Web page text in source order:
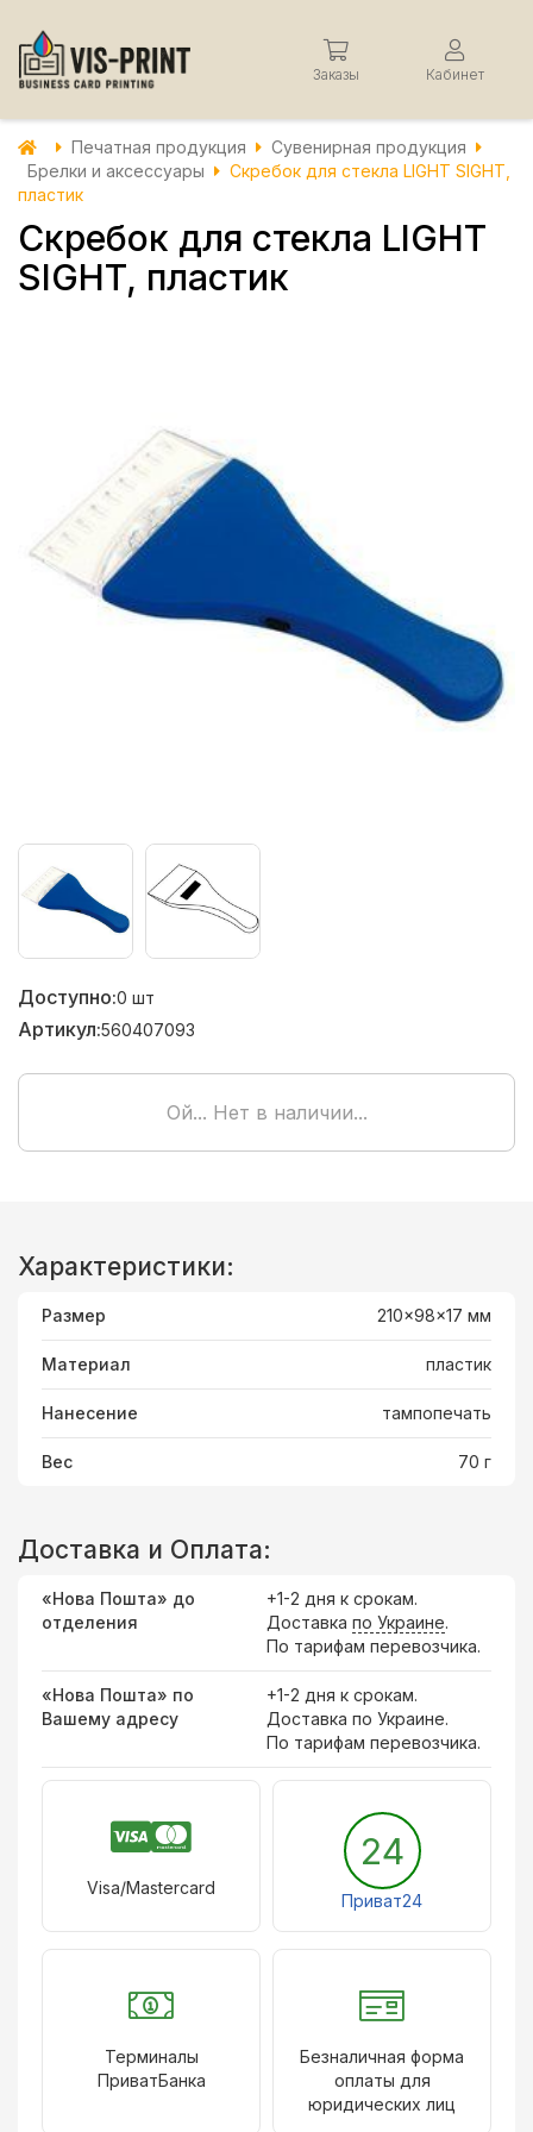
Заказы Кабинет
Печатная продукция
Сувенирная продукция
Брелки и аксессуары
Скребок для стекла LIGHT SIGHT,
пластик
Скребок для стекла LIGHT
SIGHT, пластик
Доступно:0 шт
Артикул:560407093
Ой... Нет в наличии...
Характеристики:
Размер 210x98x17 мм
Материал пластик
Нанесение тампопечать
Вес 70 г
Доставка и Оплата:
«Нова Пошта» до
отделения
+1-2 дня к срокам.
Доставка по Украине.
По тарифам перевозчика.
«Нова Пошта» по
Вашему адресу
+1-2 дня к срокам.
Доставка по Украине.
По тарифам перевозчика.
Visa/Mastercard
24
Приват24
Терминалы
ПриватБанка
Безналичная форма
оплаты для
юридических лиц